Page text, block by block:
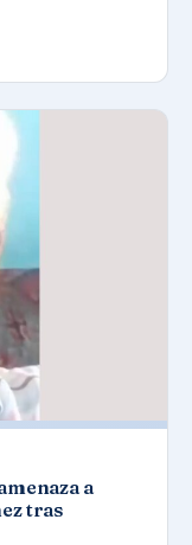
a
tras